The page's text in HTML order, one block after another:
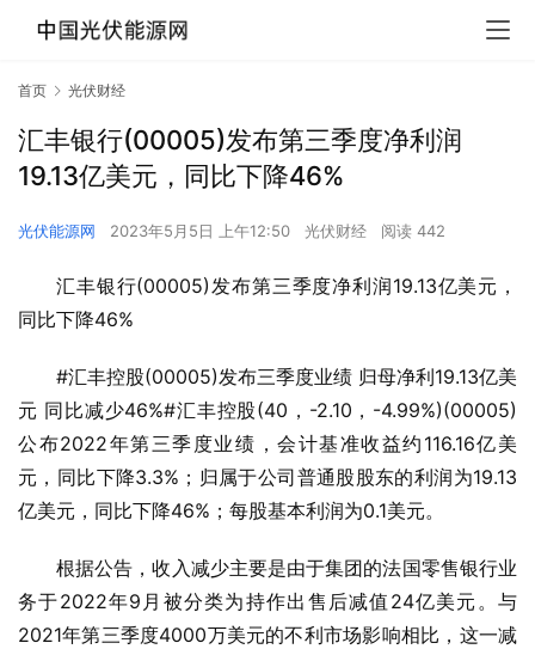
首页 光伏财经
汇丰银行(00005)发布第三季度净利润
19.13亿美元，同比下降46%
光伏能源网 2023年5月5日 上午12:50 光伏财经 阅读 442
汇丰银行(00005)发布第三季度净利润19.13亿美元，
同比下降46%
#汇丰控股(00005)发布三季度业绩 归母净利19.13亿美
元 同比减少46%#汇丰控股(40，-2.10，-4.99%)(00005)
公布2022年第三季度业绩，会计基准收益约116.16亿美
元，同比下降3.3%；归属于公司普通股股东的利润为19.13
亿美元，同比下降46%；每股基本利润为0.1美元。
根据公告，收入减少主要是由于集团的法国零售银行业
务于2022年9月被分类为持作出售后减值24亿美元。与
2021年第三季度4000万美元的不利市场影响相比，这一减